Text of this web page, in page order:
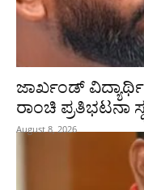
ಜಾರ್ಖಂಡ್‌
ರಾಂಚಿ ಪ್ರತಿಭಟನಾ
August 8, 2026